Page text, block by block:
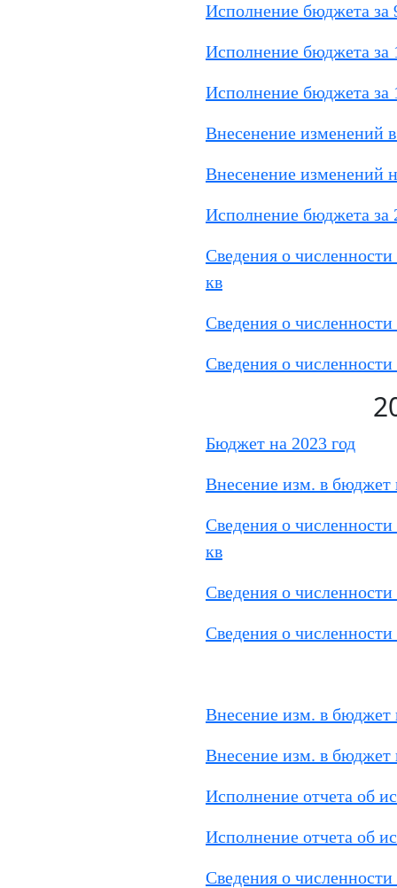
Исполнение бюджета за
Исполнение бюджета за
Исполнение бюджета за
Внесенение изменений
Внесенение изменений
Исполнение бюджета за
Сведения о
кв
Сведения о
Сведения о
Бюджет на 2023 год
Внесение изм. в бюджет
Сведения о
кв
Сведения о
Сведения о
Внесение изм. в бюджет
Внесение изм. в бюджет
Исполнение отчета об
Исполнение отчета об
Сведения о